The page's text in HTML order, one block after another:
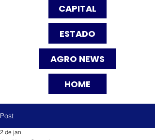
CAPITAL
ESTADO
AGRO NEWS
HOME
Post
2 de jan.